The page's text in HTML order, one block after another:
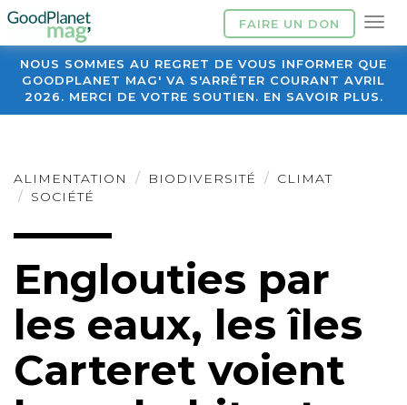
FAIRE UN DON
NOUS SOMMES AU REGRET DE VOUS INFORMER QUE
GOODPLANET MAG' VA S'ARRÊTER COURANT AVRIL
2026. MERCI DE VOTRE SOUTIEN. EN SAVOIR PLUS.
ALIMENTATION BIODIVERSITÉ
CLIMAT
SOCIÉTÉ
Englouties par
les eaux, les îles
Carteret voient